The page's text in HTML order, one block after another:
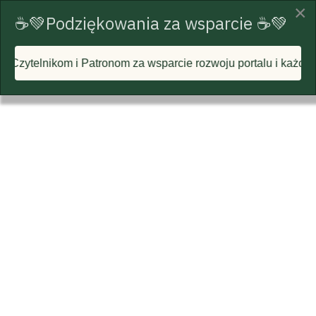
×
☕💚Podziękowania za wsparcie ☕💚
za wsparcie rozwoju portalu i każdą postawioną